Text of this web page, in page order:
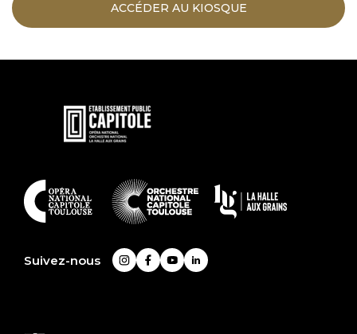
ACCÉDER AU KIOSQUE
En
savoir
plus
Suivez-nous
Instagram
Facebook
YouTube
LinkedIn